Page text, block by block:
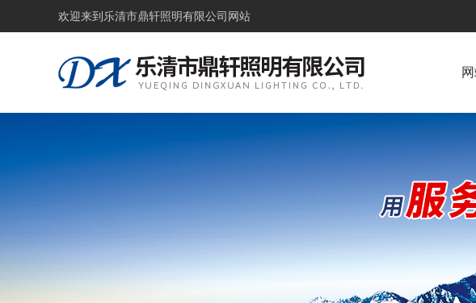
欢迎来到 乐清市鼎轩照明有限公司网站